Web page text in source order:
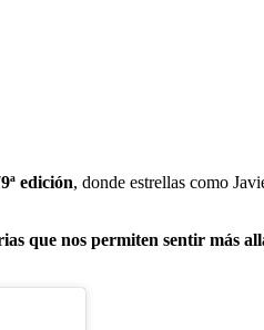
edición, donde estrellas como
que nos permiten sentir más